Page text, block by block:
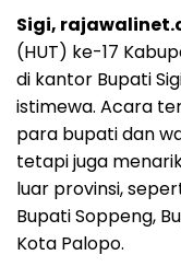
Sigi,
(HUT) ke-17
di kantor Bupati
istimewa. Acara
para bupati dan
tetapi juga
luar provinsi,
Bupati Soppeng,
Kota Palopo.